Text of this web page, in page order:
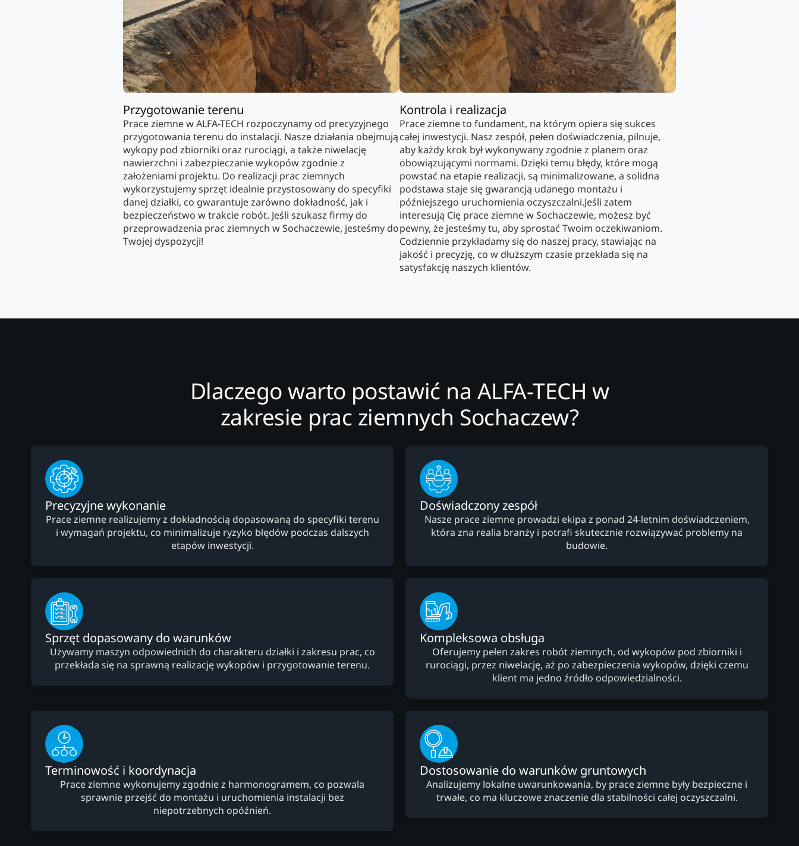
Przygotowanie terenu
Prace ziemne w ALFA-TECH rozpoczynamy od precyzyjnego
przygotowania terenu do instalacji. Nasze działania obejmują
wykopy pod zbiorniki oraz rurociągi, a także niwelację
nawierzchni i zabezpieczanie wykopów zgodnie z
założeniami projektu. Do realizacji prac ziemnych
wykorzystujemy sprzęt idealnie przystosowany do specyfiki
danej działki, co gwarantuje zarówno dokładność, jak i
bezpieczeństwo w trakcie robót. Jeśli szukasz firmy do
przeprowadzenia prac ziemnych w Sochaczewie, jesteśmy do
Twojej dyspozycji!
Kontrola i realizacja
Prace ziemne to fundament, na którym opiera się sukces
całej inwestycji. Nasz zespół, pełen doświadczenia, pilnuje,
aby każdy krok był wykonywany zgodnie z planem oraz
obowiązującymi normami. Dzięki temu błędy, które mogą
powstać na etapie realizacji, są minimalizowane, a solidna
podstawa staje się gwarancją udanego montażu i
późniejszego uruchomienia oczyszczalni.Jeśli zatem
interesują Cię prace ziemne w Sochaczewie, możesz być
pewny, że jesteśmy tu, aby sprostać Twoim oczekiwaniom.
Codziennie przykładamy się do naszej pracy, stawiając na
jakość i precyzję, co w dłuższym czasie przekłada się na
satysfakcję naszych klientów.
Dlaczego warto postawić na ALFA-TECH w
zakresie prac ziemnych Sochaczew?
Precyzyjne wykonanie
Prace ziemne realizujemy z dokładnością dopasowaną do specyfiki terenu
i wymagań projektu, co minimalizuje ryzyko błędów podczas dalszych
etapów inwestycji.
Doświadczony zespół
Nasze prace ziemne prowadzi ekipa z ponad 24-letnim doświadczeniem,
która zna realia branży i potrafi skutecznie rozwiązywać problemy na
budowie.
Sprzęt dopasowany do warunków
Używamy maszyn odpowiednich do charakteru działki i zakresu prac, co
przekłada się na sprawną realizację wykopów i przygotowanie terenu.
Kompleksowa obsługa
Oferujemy pełen zakres robót ziemnych, od wykopów pod zbiorniki i
rurociągi, przez niwelację, aż po zabezpieczenia wykopów, dzięki czemu
klient ma jedno źródło odpowiedzialności.
Terminowość i koordynacja
Prace ziemne wykonujemy zgodnie z harmonogramem, co pozwala
sprawnie przejść do montażu i uruchomienia instalacji bez
niepotrzebnych opóźnień.
Dostosowanie do warunków gruntowych
Analizujemy lokalne uwarunkowania, by prace ziemne były bezpieczne i
trwałe, co ma kluczowe znaczenie dla stabilności całej oczyszczalni.